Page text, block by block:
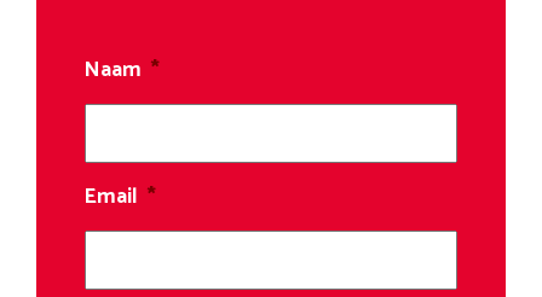
Naam *
Email *